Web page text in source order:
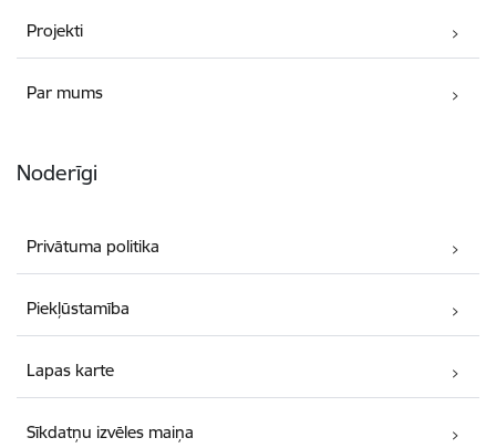
Projekti
Par mums
Noderīgi
Privātuma politika
Piekļūstamība
Lapas karte
Sīkdatņu izvēles maiņa